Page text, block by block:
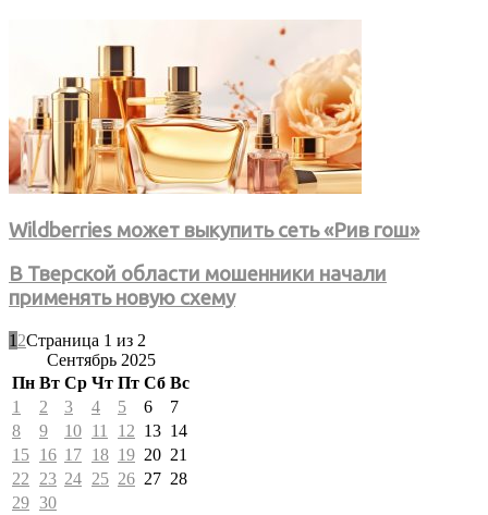
Wildberries может выкупить сеть «Рив гош»
В Тверской области мошенники начали
применять новую схему
1 2Страница 1 из 2
Сентябрь 2025
Пн Вт Ср Чт Пт Сб Вс
1
2 3 4 5 6
7
8
9 10 11 12 13 14
15 16 17 18 19 20 21
22
23 24 25 26 27 28
29 30